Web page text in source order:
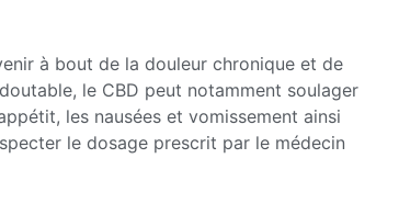
à bout de la douleur chronique et de
le CBD peut notamment soulager
les nausées et vomissement ainsi
le dosage prescrit par le médecin